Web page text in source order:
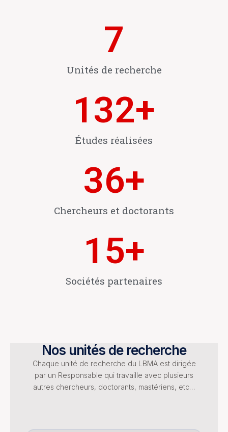
7
Unités de recherche
132+
Études réalisées
36+
Chercheurs et doctorants
15+
Sociétés partenaires
Nos unités de recherche
Chaque unité de recherche du LBMA est dirigée
par un Responsable qui travaille avec plusieurs
autres chercheurs, doctorants, mastériens, etc…